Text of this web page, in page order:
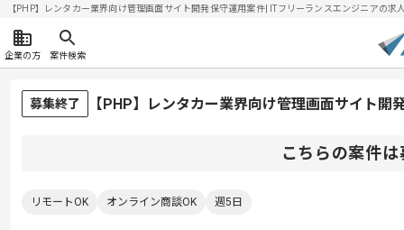
【PHP】レンタカー業界向け管理画面サイト開発保守運用案件| ITフリーランスエンジニアの
企業の方 案件検索
募集終了 【PHP】レンタカー業界向け管理画面サイト
こちらの案件
リモートOK オンライン商談OK 週5日